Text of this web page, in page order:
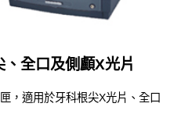
全口及側顱X光片
，適用於牙科根尖X光片、全口